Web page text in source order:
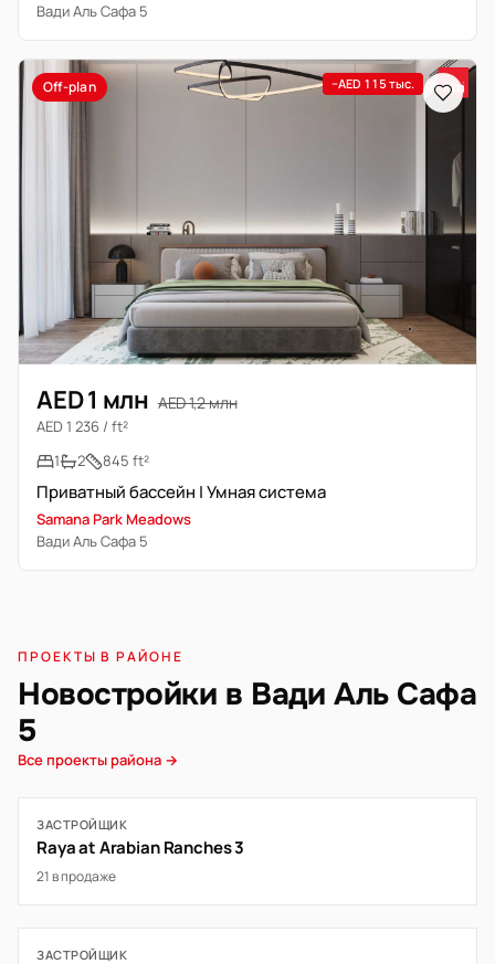
Вади Аль Сафа 5
Off-plan −AED 115 тыс.
AED 1 млн AED 1,2 млн
AED 1 236 / ft²
1
2 845 ft²
Приватный бассейн | Умная система
Samana Park Meadows
Вади Аль Сафа 5
ПРОЕКТЫ В РАЙОНЕ
Новостройки в Вади Аль Сафа
5
Все проекты района →
ЗАСТРОЙЩИК
Raya at Arabian Ranches 3
21 в продаже
ЗАСТРОЙЩИК